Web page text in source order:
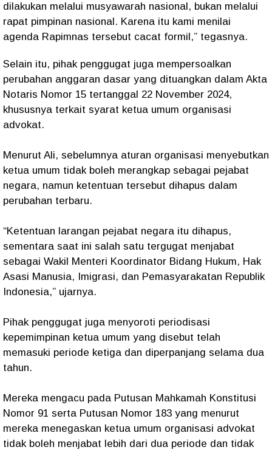
dilakukan melalui musyawarah nasional, bukan melalui
rapat pimpinan nasional. Karena itu kami menilai
agenda Rapimnas tersebut cacat formil,” tegasnya.
Selain itu, pihak penggugat juga mempersoalkan
perubahan anggaran dasar yang dituangkan dalam Akta
Notaris Nomor 15 tertanggal 22 November 2024,
khususnya terkait syarat ketua umum organisasi
advokat.
Menurut Ali, sebelumnya aturan organisasi menyebutkan
ketua umum tidak boleh merangkap sebagai pejabat
negara, namun ketentuan tersebut dihapus dalam
perubahan terbaru.
“Ketentuan larangan pejabat negara itu dihapus,
sementara saat ini salah satu tergugat menjabat
sebagai Wakil Menteri Koordinator Bidang Hukum, Hak
Asasi Manusia, Imigrasi, dan Pemasyarakatan Republik
Indonesia,” ujarnya.
Pihak penggugat juga menyoroti periodisasi
kepemimpinan ketua umum yang disebut telah
memasuki periode ketiga dan diperpanjang selama dua
tahun.
Mereka mengacu pada Putusan Mahkamah Konstitusi
Nomor 91 serta Putusan Nomor 183 yang menurut
mereka menegaskan ketua umum organisasi advokat
tidak boleh menjabat lebih dari dua periode dan tidak